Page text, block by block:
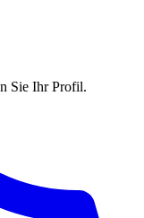
Sie Ihr Profil.